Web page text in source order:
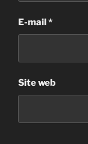
E-mail*
Site web